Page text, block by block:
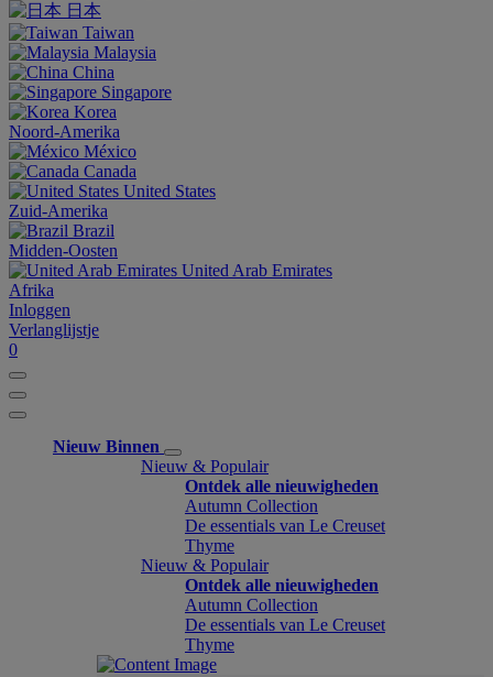
日本
Taiwan
Malaysia
China
Singapore
Korea
Noord-Amerika
México
Canada
United States
Zuid-Amerika
Brazil
Midden-Oosten
United Arab Emirates
Afrika
Inloggen
Verlanglijstje
0
Nieuw Binnen
Nieuw & Populair
Ontdek alle nieuwigheden
Autumn Collection
De essentials van Le Creuset
Thyme
Nieuw & Populair
Ontdek alle nieuwigheden
Autumn Collection
De essentials van Le Creuset
Thyme